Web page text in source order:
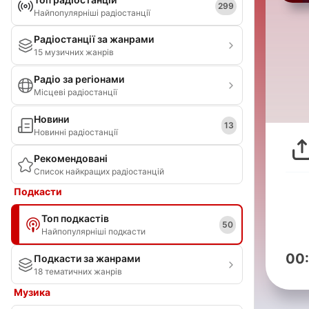
Найпопулярніші радіостанції
299
Радіостанції за жанрами
15 музичних жанрів
Радіо за регіонами
Місцеві радіостанції
Новини
Новинні радіостанції
13
Рекомендовані
Список найкращих радіостанцій
Подкасти
Топ подкастів
Найпопулярніші подкасти
50
Подкасти за жанрами
18 тематичних жанрів
Музика